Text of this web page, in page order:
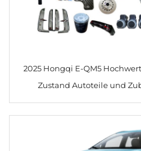
2025 Hongqi E-QM5
Zustand Autoteile und
Scheinwerfer